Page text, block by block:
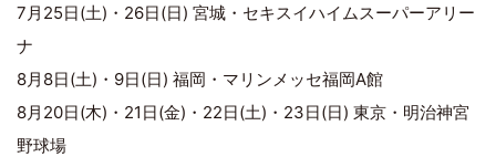
7月25日(土)・26日(日) 宮城・セキスイハイムスーパーアリー
ナ
8月8日(土)・9日(日) 福岡・マリンメッセ福岡A館
8月20日(木)・21日(金)・22日(土)・23日(日) 東京・明治神宮
野球場